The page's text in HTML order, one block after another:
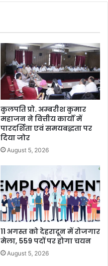
कुलपति प्रो. अम्बरीश कुमार
महाजन ने वित्तीय कार्यों में
पारदर्शिता एवं समयबद्धता पर
दिया जोर
August 5, 2026
11 अगस्त को देहरादून में रोजगार
मेला, 559 पदों पर होगा चयन
August 5, 2026